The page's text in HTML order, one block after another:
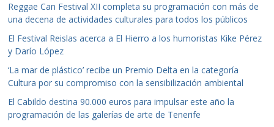
Reggae Can Festival XII completa su programación con más de
una decena de actividades culturales para todos los públicos
El Festival Reislas acerca a El Hierro a los humoristas Kike Pérez
y Darío López
‘La mar de plástico’ recibe un Premio Delta en la categoría
Cultura por su compromiso con la sensibilización ambiental
El Cabildo destina 90.000 euros para impulsar este año la
programación de las galerías de arte de Tenerife